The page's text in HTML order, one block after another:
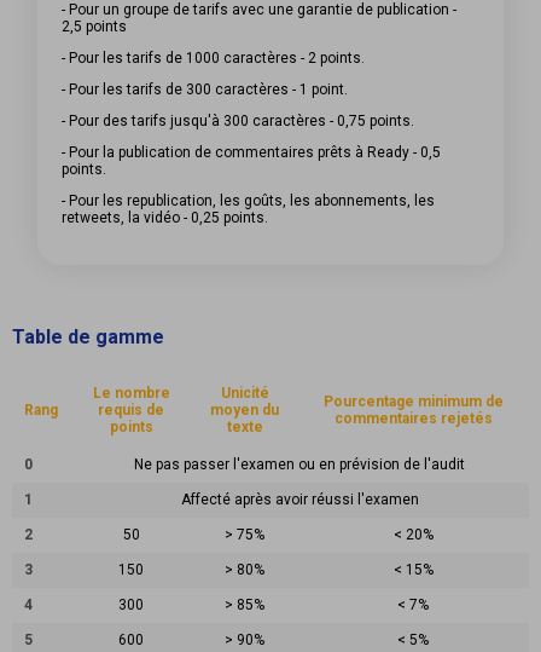
- Pour un groupe de tarifs avec une garantie de publication -
2,5 points
- Pour les tarifs de 1000 caractères - 2 points.
- Pour les tarifs de 300 caractères - 1 point.
- Pour des tarifs jusqu'à 300 caractères - 0,75 points.
- Pour la publication de commentaires prêts à Ready - 0,5
points.
- Pour les republication, les goûts, les abonnements, les
retweets, la vidéo - 0,25 points.
Table de gamme
Rang
Le nombre
requis de
points
Unicité
moyen du
texte
Pourcentage minimum de
commentaires rejetés
0 Ne pas passer l'examen ou en prévision de l'audit
1 Affecté après avoir réussi l'examen
2 50 > 75% < 20%
3 150 > 80% < 15%
4 300 > 85% < 7%
5 600 > 90% < 5%